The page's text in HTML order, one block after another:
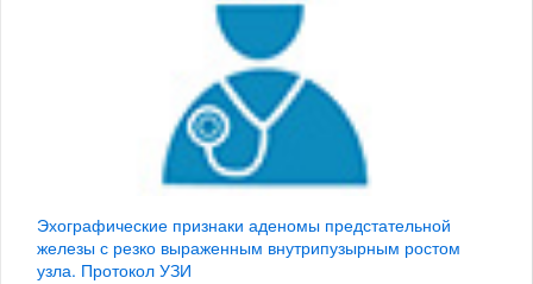
Эхографические признаки аденомы предстательной
железы с резко выраженным внутрипузырным ростом
узла. Протокол УЗИ